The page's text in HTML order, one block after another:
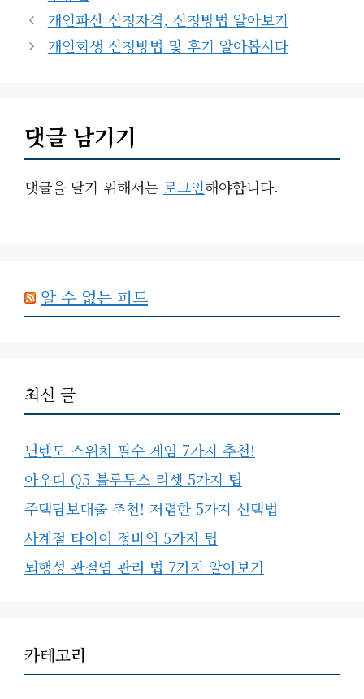
테
고
리
개인파산 신청자격, 신청방법 알아보기
개인회생 신청방법 및 후기 알아봅시다
댓글 남기기
댓글을 달기 위해서는 로그인해야합니다.
알 수 없는 피드
최신 글
닌텐도 스위치 필수 게임 7가지 추천!
아우디 Q5 블루투스 리셋 5가지 팁
주택담보대출 추천! 저렴한 5가지 선택법
사계절 타이어 정비의 5가지 팁
퇴행성 관절염 관리 법 7가지 알아보기
카테고리